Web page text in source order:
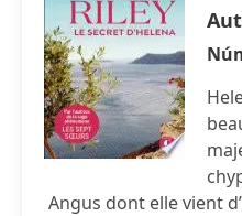
Angus dont elle vient